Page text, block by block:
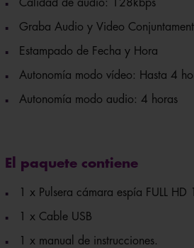
Calidad de audio: 128kbps
Graba Audio y Video
Estampado de Fecha y Hora
Autonomía modo vídeo: Hasta 4
Autonomía modo audio: 4 horas
El paquete contiene
1 x Pulsera cámara espía FULL HD
1 x Cable USB
1 x manual de instrucciones.